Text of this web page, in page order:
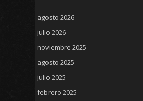
agosto 2026
julio 2026
noviembre 2025
agosto 2025
julio 2025
febrero 2025